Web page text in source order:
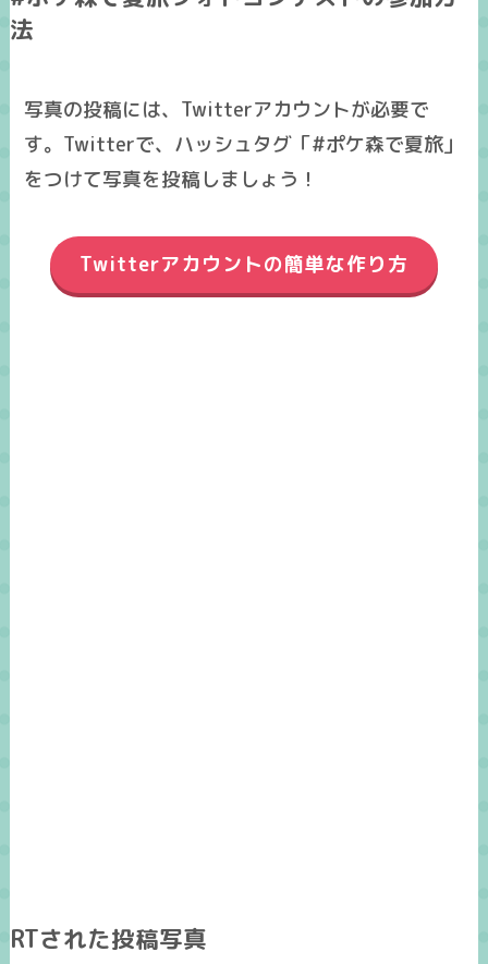
法
写真の投稿には、Twitterアカウントが必要で
す。Twitterで、ハッシュタグ「#ポケ森で夏旅 」
をつけて写真を投稿しましょう！
Twitterアカウントの簡単な作り方
RTされた投稿写真